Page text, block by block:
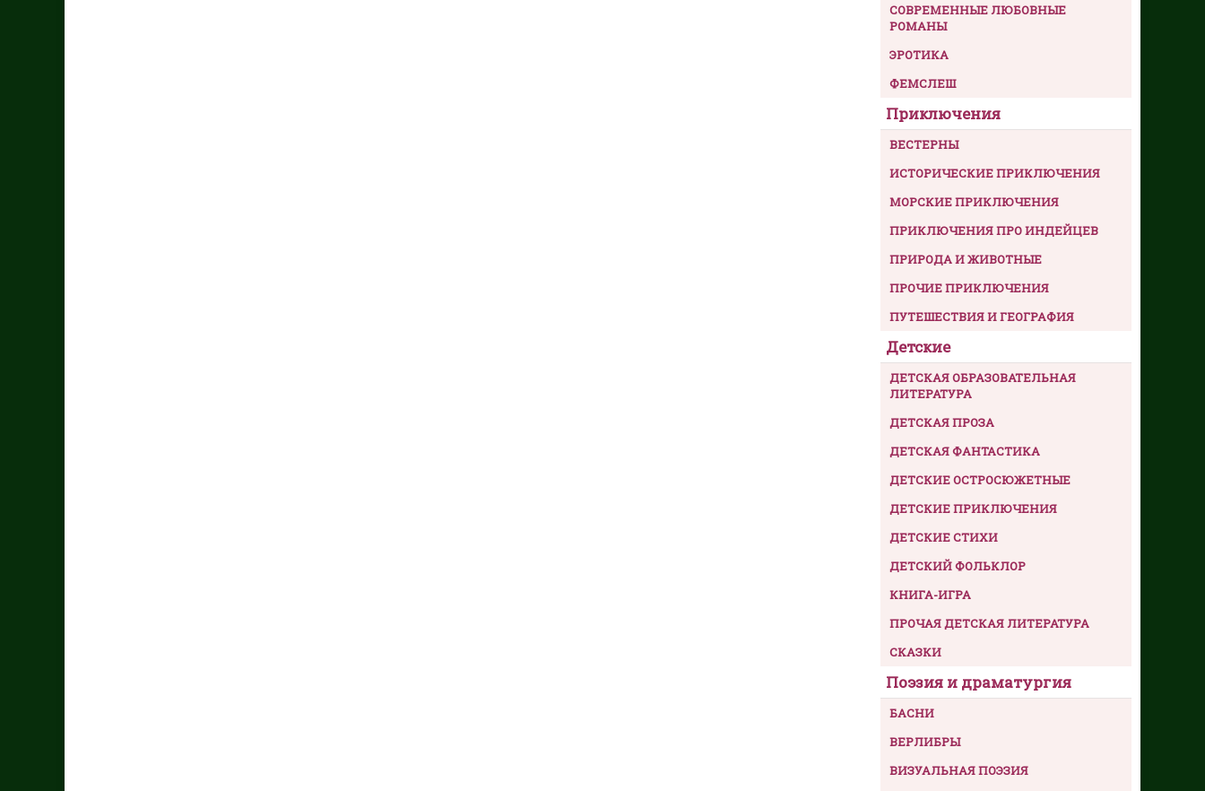
СОВРЕМЕННЫЕ ЛЮБОВНЫЕ
РОМАНЫ
ЭРОТИКА
ФЕМСЛЕШ
Приключения
ВЕСТЕРНЫ
ИСТОРИЧЕСКИЕ ПРИКЛЮЧЕНИЯ
МОРСКИЕ ПРИКЛЮЧЕНИЯ
ПРИКЛЮЧЕНИЯ ПРО ИНДЕЙЦЕВ
ПРИРОДА И ЖИВОТНЫЕ
ПРОЧИЕ ПРИКЛЮЧЕНИЯ
ПУТЕШЕСТВИЯ И ГЕОГРАФИЯ
Детские
ДЕТСКАЯ ОБРАЗОВАТЕЛЬНАЯ
ЛИТЕРАТУРА
ДЕТСКАЯ ПРОЗА
ДЕТСКАЯ ФАНТАСТИКА
ДЕТСКИЕ ОСТРОСЮЖЕТНЫЕ
ДЕТСКИЕ ПРИКЛЮЧЕНИЯ
ДЕТСКИЕ СТИХИ
ДЕТСКИЙ ФОЛЬКЛОР
КНИГА-ИГРА
ПРОЧАЯ ДЕТСКАЯ ЛИТЕРАТУРА
СКАЗКИ
Поэзия и драматургия
БАСНИ
ВЕРЛИБРЫ
ВИЗУАЛЬНАЯ ПОЭЗИЯ